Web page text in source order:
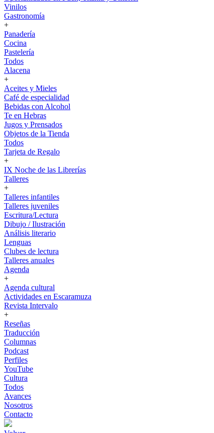
Vinilos
Gastronomía
+
Panadería
Cocina
Pastelería
Todos
Alacena
+
Aceites y Mieles
Café de especialidad
Bebidas con Alcohol
Te en Hebras
Jugos y Prensados
Objetos de la Tienda
Todos
Tarjeta de Regalo
+
IX Noche de las Librerías
Talleres
+
Talleres infantiles
Talleres juveniles
Escritura/Lectura
Dibujo / Ilustración
Análisis literario
Lenguas
Clubes de lectura
Talleres anuales
Agenda
+
Agenda cultural
Actividades en Escaramuza
Revista Intervalo
+
Reseñas
Traducción
Columnas
Podcast
Perfiles
YouTube
Cultura
Todos
Avances
Nosotros
Contacto